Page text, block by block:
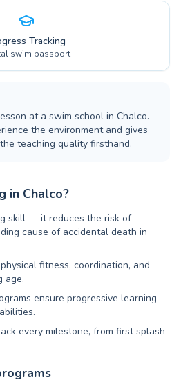
Tracking
swim passport
at a swim school in Chalco.
the environment and gives
teaching quality firsthand.
in Chalco?
skill — it reduces the risk of
cause of accidental death in
fitness, coordination, and
age.
ensure progressive learning
every milestone, from first splash